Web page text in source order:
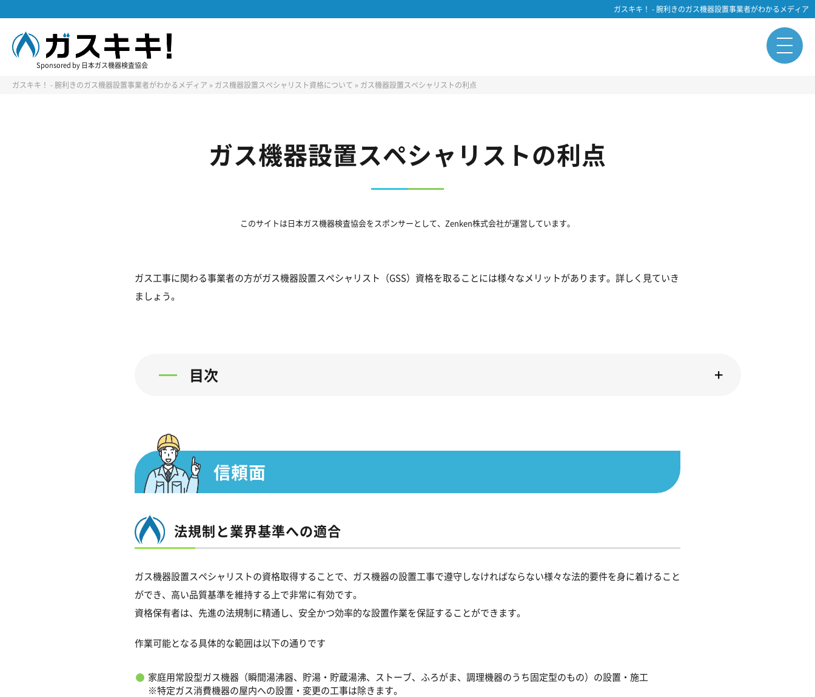
ガスキキ！ - 腕利きのガス機器設置事業者がわかるメディア
Sponsored by 日本ガス機器検査協会
ガスキキ！ - 腕利きのガス機器設置事業者がわかるメディア » ガス機器設置スペシャリスト資格について » ガス機器設置スペシャリストの利点
ガス機器設置スペシャリストの利点
このサイトは日本ガス機器検査協会をスポンサーとして、Zenken株式会社が運営しています。
ガス工事に関わる事業者の方がガス機器設置スペシャリスト（GSS）資格を取ることには様々なメリットがあります。詳しく見ていき
ましょう。
目次
信頼面
法規制と業界基準への適合
ガス機器設置スペシャリストの資格取得することで、ガス機器の設置工事で遵守しなければならない様々な法的要件を身に着けること
ができ、高い品質基準を維持する上で非常に有効です。
資格保有者は、先進の法規制に精通し、安全かつ効率的な設置作業を保証することができます。
作業可能となる具体的な範囲は以下の通りです
家庭用常設型ガス機器（瞬間湯沸器、貯湯・貯蔵湯沸、ストーブ、ふろがま、調理機器のうち固定型のもの）の設置・施工
※特定ガス消費機器の屋内への設置・変更の工事は除きます。